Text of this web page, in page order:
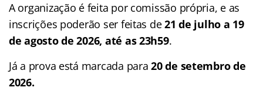
A organização é feita por comissão própria, e as
inscrições poderão ser feitas de21 de julho a 19
de agosto de 2026, até as 23h59.
Já a prova está marcada para20 de setembro de
2026.